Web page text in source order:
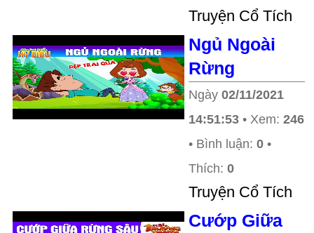
Truyện Cổ Tích
Ngủ Ngoài
Rừng
Ngày 02/11/2021
14:51:53 • Xem: 246
• Bình luận: 0 •
Thích: 0
Truyện Cổ Tích
Cướp Giữa